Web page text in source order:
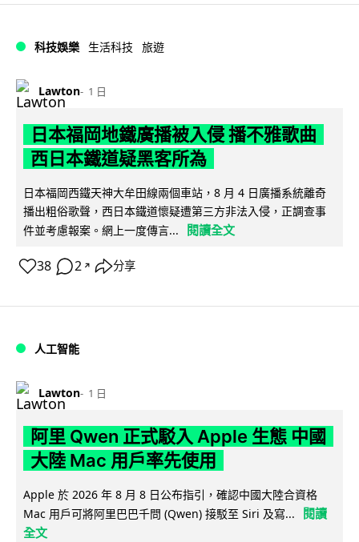
科技娛樂 生活科技 旅遊
Lawton 1 日
日本福岡地鐵廣播被入侵 播不雅歌曲
西日本鐵道疑黑客所為
日本福岡西鐵天神大牟田線兩個車站，8 月 4 日廣播系統離奇
播出粗俗歌聲，西日本鐵道懷疑遭第三方非法入侵，正調查事
件並考慮報案。網上一度傳言...
閱讀全文
38 2 ↗ 分享
人工智能
Lawton 1 日
阿里 Qwen 正式駁入 Apple 生態 中國
大陸 Mac 用戶率先使用
Apple 於 2026 年 8 月 8 日公布指引，確認中國大陸合資格
Mac 用戶可將阿里巴巴千問 (Qwen) 接駁至 Siri 及寫...
閱讀
全文